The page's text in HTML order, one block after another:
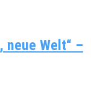
neue Welt“ –